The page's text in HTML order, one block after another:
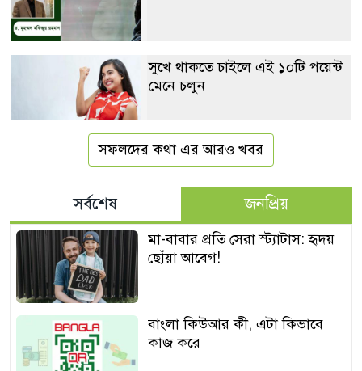
সুখে থাকতে চাইলে এই ১০টি পয়েন্ট
মেনে চলুন
সফলদের কথা এর আরও খবর
সর্বশেষ জনপ্রিয়
মা-বাবার প্রতি সেরা স্ট্যাটাস: হৃদয়
ছোঁয়া আবেগ!
বাংলা কিউআর কী, এটা কিভাবে
কাজ করে